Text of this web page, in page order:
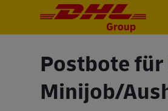
Postbote
Minijob/